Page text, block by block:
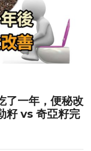
了一年，便秘改
籽 vs 奇亞籽完